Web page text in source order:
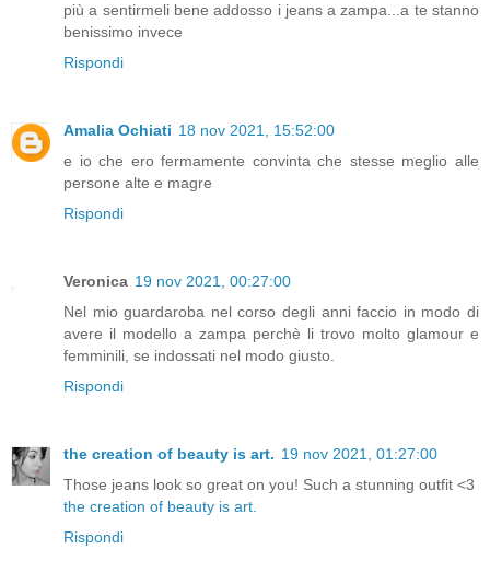
più a sentirmeli bene addosso i jeans a zampa...a te stanno
benissimo invece
Rispondi
Amalia Ochiati 18 nov 2021, 15:52:00
e io che ero fermamente convinta che stesse meglio alle
persone alte e magre
Rispondi
Veronica 19 nov 2021, 00:27:00
Nel mio guardaroba nel corso degli anni faccio in modo di
avere il modello a zampa perchè li trovo molto glamour e
femminili, se indossati nel modo giusto.
Rispondi
the creation of beauty is art. 19 nov 2021, 01:27:00
Those jeans look so great on you! Such a stunning outfit <3
the creation of beauty is art.
Rispondi